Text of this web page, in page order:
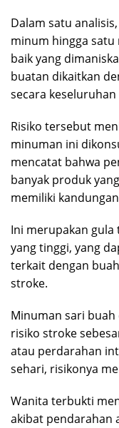
Dalam satu
minum hingga
baik yang
buatan dikaitkan
secara
Risiko tersebut
minuman ini
mencatat bahwa
banyak produk
memiliki
Ini merupakan
yang tinggi, yang
terkait dengan
stroke.
Minuman sari
risiko stroke
atau perdarahan
sehari, risikonya
Wanita terbukti
akibat pendarahan